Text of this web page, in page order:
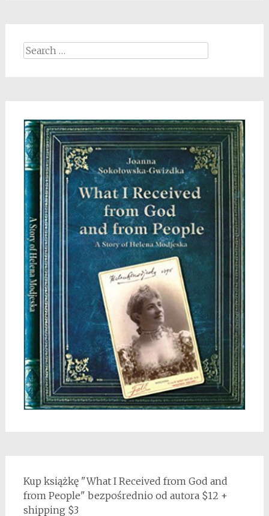
Search
for:
Kup książkę "What I Received from God and
from People" bezpośrednio od autora $12 +
shipping $3